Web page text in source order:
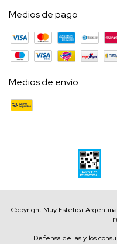
Medios de pago
Medios de envío
Copyright Muy Estética
Defensa de las y los